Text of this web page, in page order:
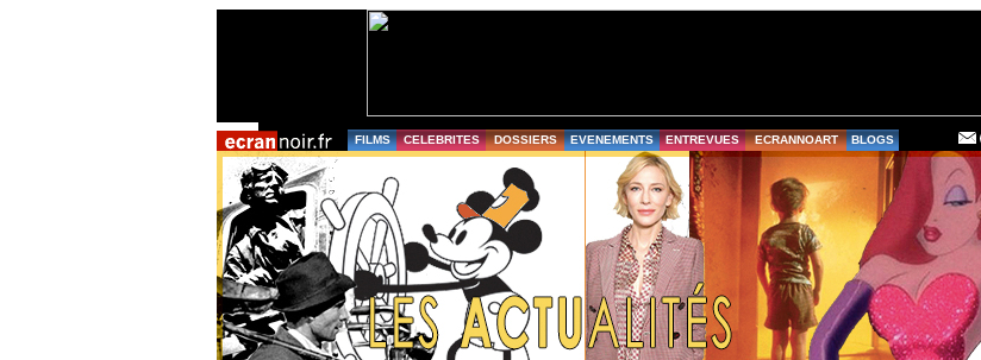
FILMS CELEBRITES DOSSIERS EVENEMENTS ENTREVUES ECRANNOART BLOGS